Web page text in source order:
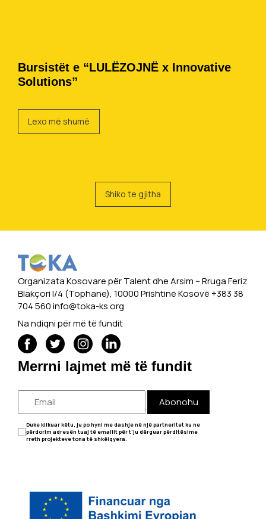
Bursistët e “LULËZOJNË x Innovative
Solutions”
Lexo më shumë
Shiko te gjitha
Organizata Kosovare për Talent dhe Arsim -- Rruga Feriz
Blakçori I/4 (Tophane), 10000 Prishtinë Kosovë +383 38
704 560info@toka-ks.org
Na ndiqni për më të fundit
Merrni lajmet më të fundit
Abonohu
Duke klikuar këtu, ju po hyni me dashje në një partneritet ku ne
përdorim adresën tuaj të emailit për t'ju dërguar përditësime
rreth projekteve tona të shkëlqyera.